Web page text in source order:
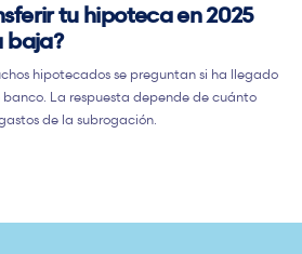
tu hipoteca en 2025
baja?
hipotecados se preguntan si ha llegado
La respuesta depende de cuánto
de la subrogación.